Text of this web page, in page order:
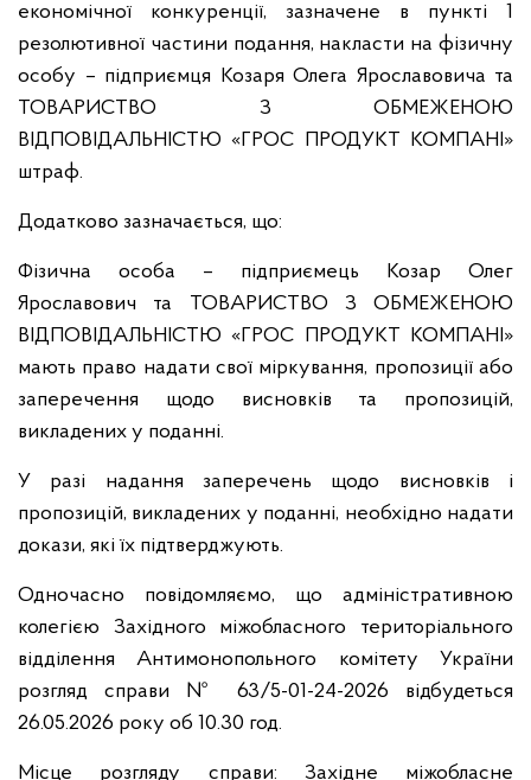
економічної конкуренції, зазначене в пункті 1
резолютивної частини подання, накласти на фізичну
особу – підприємця Козаря Олега Ярославовича та
ТОВАРИСТВО З ОБМЕЖЕНОЮ
ВІДПОВІДАЛЬНІСТЮ «ГРОС ПРОДУКТ КОМПАНІ»
штраф.
Додатково зазначається, що:
Фізична особа – підприємець Козар Олег
Ярославович та ТОВАРИСТВО З ОБМЕЖЕНОЮ
ВІДПОВІДАЛЬНІСТЮ «ГРОС ПРОДУКТ КОМПАНІ»
мають право надати свої міркування, пропозиції або
заперечення щодо висновків та пропозицій,
викладених у поданні.
У разі надання заперечень щодо висновків і
пропозицій, викладених у поданні, необхідно надати
докази, які їх підтверджують.
Одночасно повідомляємо, що адміністративною
колегією Західного міжобласного територіального
відділення Антимонопольного комітету України
розгляд справи № 63/5-01-24-2026 відбудеться
26.05.2026 року об 10.30 год.
Місце розгляду справи: Західне міжобласне